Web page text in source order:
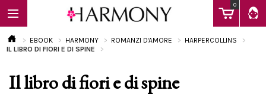
0
EBOOK
EBOOK HARMONY ROMANZI D'AMORE
HARPERCOLLINS
IL LIBRO DI FIORI E DI SPINE
Il libro di fiori e di spine